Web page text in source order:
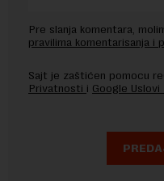
Pre slanja komentara,
pravilima komentarisanja i
Sajt je zaštićen pomocu
Privatnosti i Google